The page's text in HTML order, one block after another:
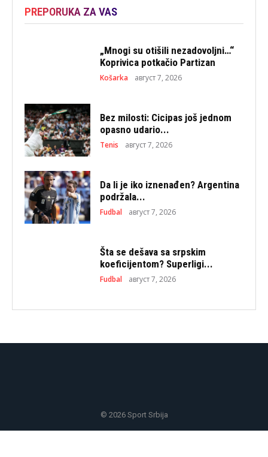
PREPORUKA ZA VAS
„Mnogi su otišili nezadovoljni…“
Koprivica potkačio Partizan
Košarka август 7, 2026
Bez milosti: Cicipas još jednom
opasno udario...
Tenis август 7, 2026
Da li je iko iznenađen? Argentina
podržala...
Fudbal август 7, 2026
Šta se dešava sa srpskim
koeficijentom? Superligi...
Fudbal август 7, 2026
© 2026 Sport Srbija